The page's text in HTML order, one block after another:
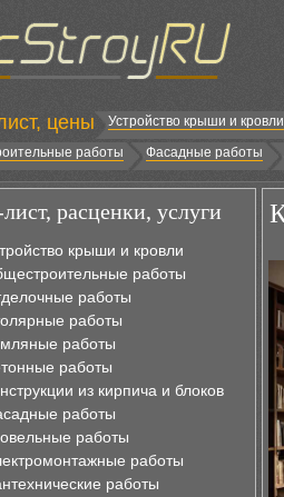
цены Устройство крыши и кровли
работы
Фасадные работы
расценки, услуги
крыши и кровли
работы
работы
работы
работы
работы
из кирпича и блоков
работы
работы
работы
работы